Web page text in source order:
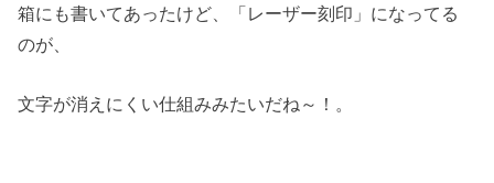
箱にも書いてあったけど、「レーザー刻印」になってる
のが、
文字が消えにくい仕組みみたいだね～！。